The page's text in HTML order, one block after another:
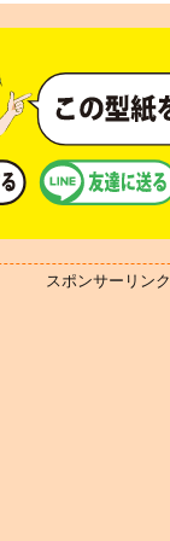
スポンサーリンク